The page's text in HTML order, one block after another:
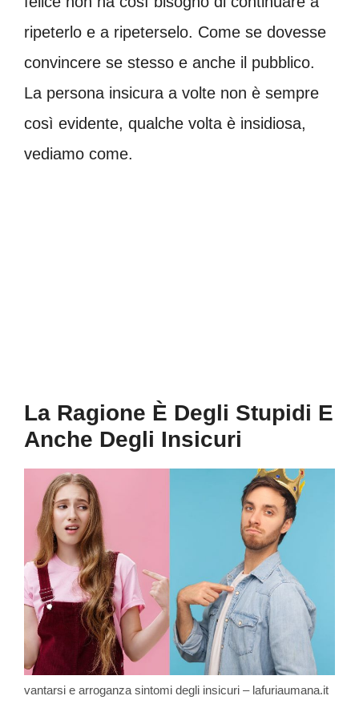
ripeterlo e a ripeterselo. Come se dovesse
convincere se stesso e anche il pubblico.
La persona insicura a volte non è sempre
così evidente, qualche volta è insidiosa,
vediamo come.
La Ragione È Degli Stupidi E
Anche Degli Insicuri
vantarsi e arroganza sintomi degli insicuri – lafuriaumana.it